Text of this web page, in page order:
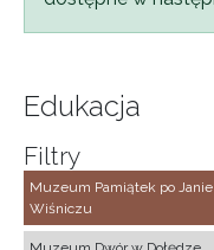
Edukacja
Filtry
Muzeum Pamiątek po
Wiśniczu